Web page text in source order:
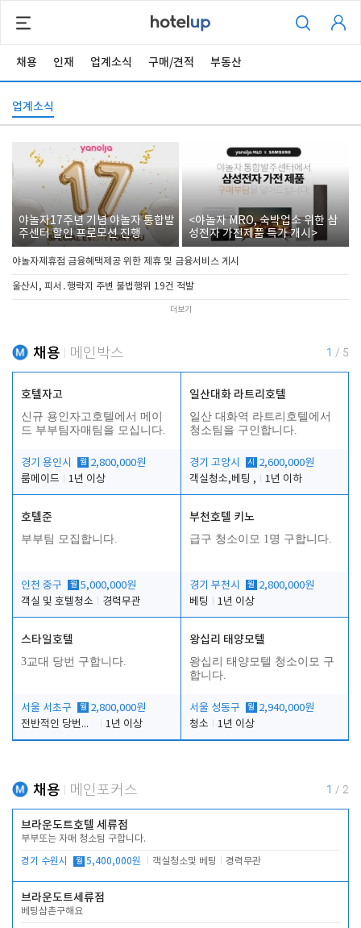
채용 인재 업계소식 구매/견적 부동산
업계소식
야놀자17주년 기념 야놀자 통합발
주센터 할인 프로모션 진행
<야놀자 MRO, 숙박업소 위한 삼
성전자 가전제품 특가 개시>
야놀자제휴점 금융혜택제공 위한 제휴 및 금융서비스 게시
울산시, 피서․행락지 주변 불법행위 19건 적발
더보기
채용 메인박스 1 / 5
호텔자고
신규 용인자고호텔에서 메이
드 부부팀자매팀을 모십니다.
경기 용인시 월 2,800,000원
룸메이드
1년 이상
일산대화 라트리호텔
일산 대화역 라트리호텔에서
청소팀을 구인합니다.
경기 고양시 시
2,600,000원
객실청소,베팅 ,
1년 이하
호텔준
부부팀 모집합니다.
인천 중구 월 5,000,000원
객실 및 호텔청소
경력무관
부천호텔 키노
급구 청소이모 1명 구합니다.
경기 부천시 월 2,800,000원
베팅
1년 이상
스타일호텔
3교대 당번 구합니다.
서울 서초구 월 2,800,000원
전반적인 당번업무
1년 이상
왕십리 태양모텔
왕십리 태양모텔 청소이모 구
합니다.
서울 성동구 월 2,940,000원
청소
1년 이상
채용 메인포커스 1 / 2
브라운도트호텔 세류점
부부또는 자매 청소팀 구합니다.
경기 수원시 월 5,400,000원 객실청소및 베팅 경력무관
브라운도트세류점
베팅삼촌구해요